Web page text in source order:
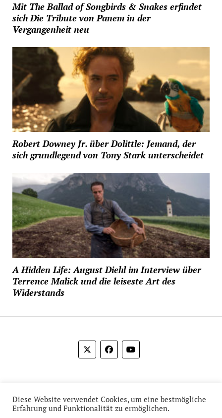
Mit The Ballad of Songbirds & Snakes erfindet
sich Die Tribute von Panem in der
Vergangenheit neu
Robert Downey Jr. über Dolittle: Jemand, der
sich grundlegend von Tony Stark unterscheidet
A Hidden Life: August Diehl im Interview über
Terrence Malick und die leiseste Art des
Widerstands
Diese Website verwendet Cookies, um eine bestmögliche
Erfahrung und Funktionalität zu ermöglichen.